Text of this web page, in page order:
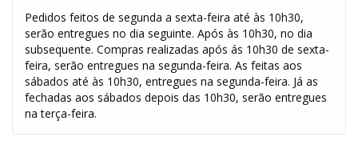
Pedidos feitos de segunda a sexta-feira até às 10h30,
serão entregues no dia seguinte. Após às 10h30, no dia
subsequente. Compras realizadas após ás 10h30 de sexta-
feira, serão entregues na segunda-feira. As feitas aos
sábados até às 10h30, entregues na segunda-feira. Já as
fechadas aos sábados depois das 10h30, serão entregues
na terça-feira.